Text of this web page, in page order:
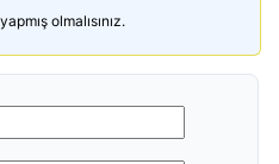
olmalısınız.